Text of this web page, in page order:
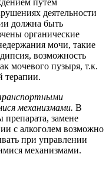
путем
деятельности
должна быть
органические
мочи, такие
возможность
мочевого пузыря, т.к.
терапии.
механизмами. В
препарата, замене
с алкоголем возможно
при управлении
механизмами.